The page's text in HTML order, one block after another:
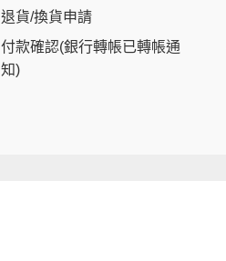
退貨/換貨申請
付款確認(銀行轉帳已轉帳通
知)